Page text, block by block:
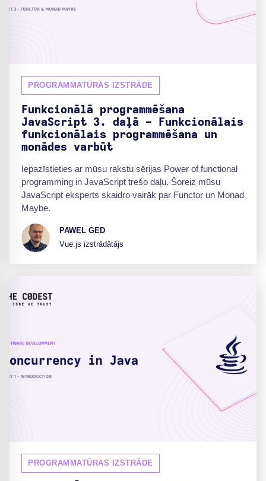
PROGRAMMATŪRAS IZSTRĀDE
Funkcionālā programmēšana
JavaScript 3. daļā - Funkcionālais
funkcionālais programmēšana un
monādes varbūt
Iepazīstieties ar mūsu rakstu sērijas Power of functional
programming in JavaScript trešo daļu. Šoreiz mūsu
JavaScript eksperts skaidro vairāk par Functor un Monad
Maybe.
PAWEL GED
Vue.js izstrādātājs
PROGRAMMATŪRAS IZSTRĀDE